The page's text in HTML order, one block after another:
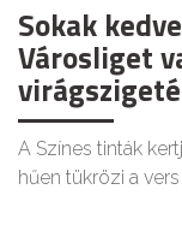
Sokak
Városliget
A Színes tinták
hűen tükrözi a